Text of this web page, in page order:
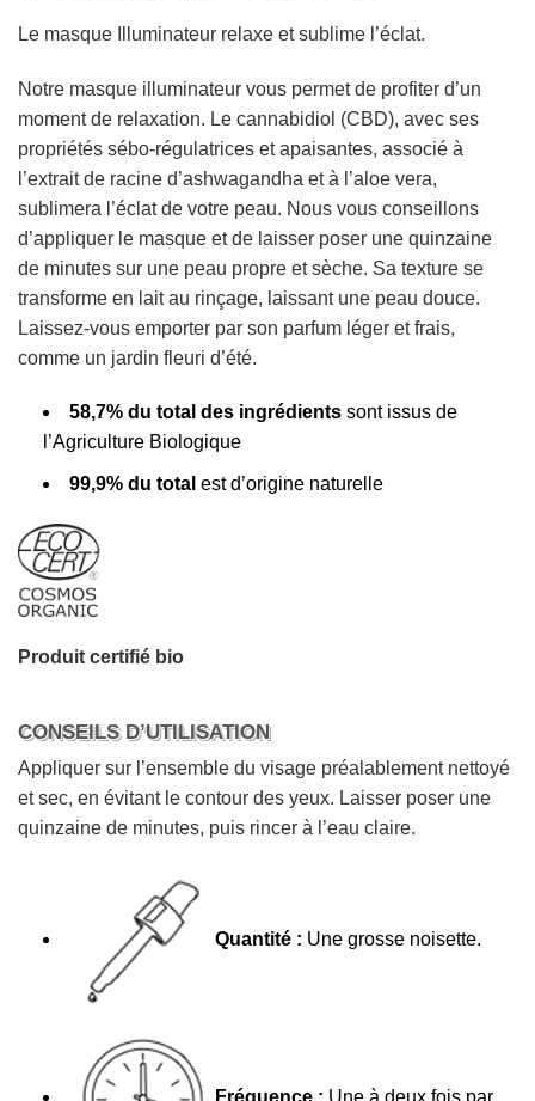
Le masque Illuminateur relaxe et sublime l’éclat.
Notre masque illuminateur vous permet de profiter d’un
moment de relaxation. Le cannabidiol (CBD), avec ses
propriétés sébo-régulatrices et apaisantes, associé à
l’extrait de racine d’ashwagandha et à l’aloe vera,
sublimera l’éclat de votre peau. Nous vous conseillons
d’appliquer le masque et de laisser poser une quinzaine
de minutes sur une peau propre et sèche. Sa texture se
transforme en lait au rinçage, laissant une peau douce.
Laissez-vous emporter par son parfum léger et frais,
comme un jardin fleuri d’été.
58,7% du total des ingrédientssont issus de
l’Agriculture Biologique
99,9% du total est d’origine naturelle
Produit certifié bio
CONSEILS D’UTILISATION
Appliquer sur l’ensemble du visage préalablement nettoyé
et sec, en évitant le contour des yeux. Laisser poser une
quinzaine de minutes, puis rincer à l’eau claire.
Quantité : Une grosse noisette.
Fréquence : Une à deux fois par